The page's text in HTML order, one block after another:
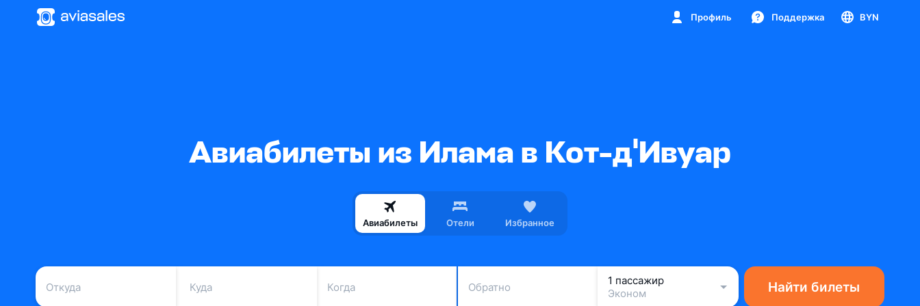
Профиль Поддержка BYN
Авиабилеты из Илама в Кот-д'Ивуар
Авиабилеты Отели Избранное
Когда Обратно
1 пассажир
Эконом
Найти билеты